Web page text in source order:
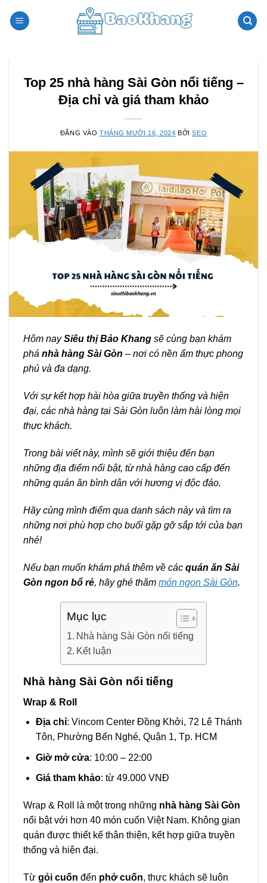
qua
Top 25 nhà hàng Sài Gòn nổi tiếng –
Địa chỉ và giá tham khảo
ĐĂNG VÀO THÁNG MƯỜI 16, 2024 BỞISEO
Hôm naySiêu thị Bảo Khang sẽ cùng bạn khám
phá nhà hàng Sài Gòn – nơi có nền ẩm thực phong
phú và đa dạng.
Với sự kết hợp hài hòa giữa truyền thống và hiện
đại, các nhà hàng tại Sài Gòn luôn làm hài lòng mọi
thực khách.
Trong bài viết này, mình sẽ giới thiệu đến bạn
những địa điểm nổi bật, từ nhà hàng cao cấp đến
những quán ăn bình dân với hương vị độc đáo.
Hãy cùng mình điểm qua danh sách này và tìm ra
những nơi phù hợp cho buổi gặp gỡ sắp tới của bạn
nhé!
Nếu bạn muốn khám phá thêm về các quán ăn Sài
Gòn ngon bổ rẻ, hãy ghé thăm món ngon Sài Gòn.
Mục lục
Nhà hàng Sài Gòn nổi tiếng
Kết luận
Nhà hàng Sài Gòn nổi tiếng
Wrap & Roll
Địa chỉ: Vincom Center Đồng Khởi, 72 Lê Thánh
Tôn, Phường Bến Nghé, Quận 1, Tp. HCM
Giờ mở cửa: 10:00 – 22:00
Giá tham khảo: từ 49.000 VNĐ
Wrap & Roll là một trong những nhà hàng Sài Gòn
nổi bật với hơn 40 món cuốn Việt Nam. Không gian
quán được thiết kế thân thiện, kết hợp giữa truyền
thống và hiện đại.
Từ gỏi cuốn đến phở cuốn, thực khách sẽ luôn